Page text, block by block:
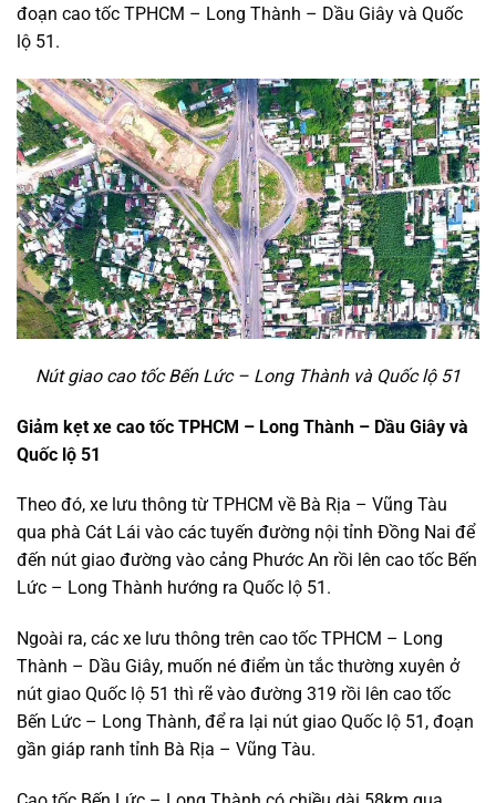
đoạn cao tốc TPHCM – Long Thành – Dầu Giây và Quốc
lộ 51.
Nút giao cao tốc Bến Lức – Long Thành và Quốc lộ 51
Giảm kẹt xe cao tốc TPHCM – Long Thành – Dầu Giây và
Quốc lộ 51
Theo đó, xe lưu thông từ TPHCM về Bà Rịa – Vũng Tàu
qua phà Cát Lái vào các tuyến đường nội tỉnh Đồng Nai để
đến nút giao đường vào cảng Phước An rồi lên cao tốc Bến
Lức – Long Thành hướng ra Quốc lộ 51.
Ngoài ra, các xe lưu thông trên cao tốc TPHCM – Long
Thành – Dầu Giây, muốn né điểm ùn tắc thường xuyên ở
nút giao Quốc lộ 51 thì rẽ vào đường 319 rồi lên cao tốc
Bến Lức – Long Thành, để ra lại nút giao Quốc lộ 51, đoạn
gần giáp ranh tỉnh Bà Rịa – Vũng Tàu.